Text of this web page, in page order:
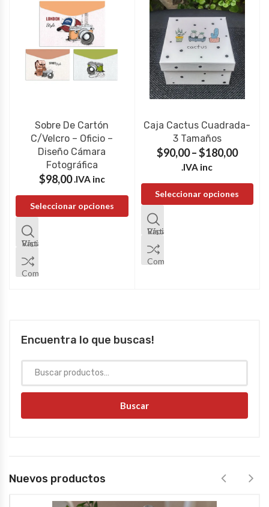
Sobre De Cartón
C/velcro – Oficio –
Diseño Cámara
Fotográfica
$98,00 IVA inc.
Seleccionar opciones
Vista Rápida
Comparar
Caja Cactus Cuadrada-
3 Tamaños
$90,00–$180,00
IVA inc.
Seleccionar opciones
Vista Rápida
Comparar
Encuentra lo que buscas!
Buscar
Nuevos productos